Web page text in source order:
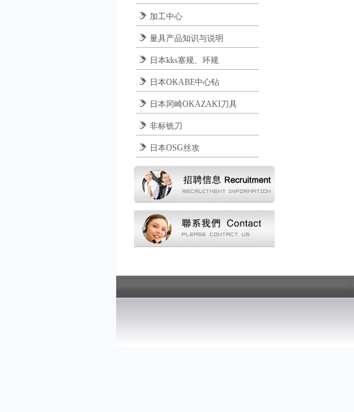
加工中心
量具产品知识与说明
日本kks塞规、环规
日本OKABE中心钻
日本冈崎OKAZAKI刀具
非标铣刀
日本OSG丝攻